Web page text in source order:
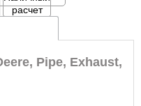
Pipe, Exhaust,